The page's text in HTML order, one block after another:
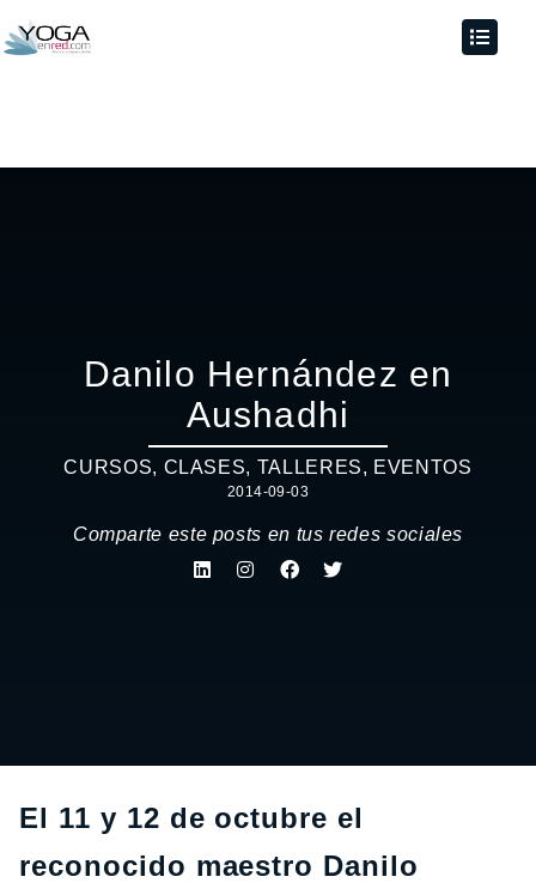
Danilo Hernández en
Aushadhi
CURSOS, CLASES, TALLERES, EVENTOS
2014-09-03
Comparte este posts en tus redes sociales
El 11 y 12 de octubre el
reconocido maestro Danilo